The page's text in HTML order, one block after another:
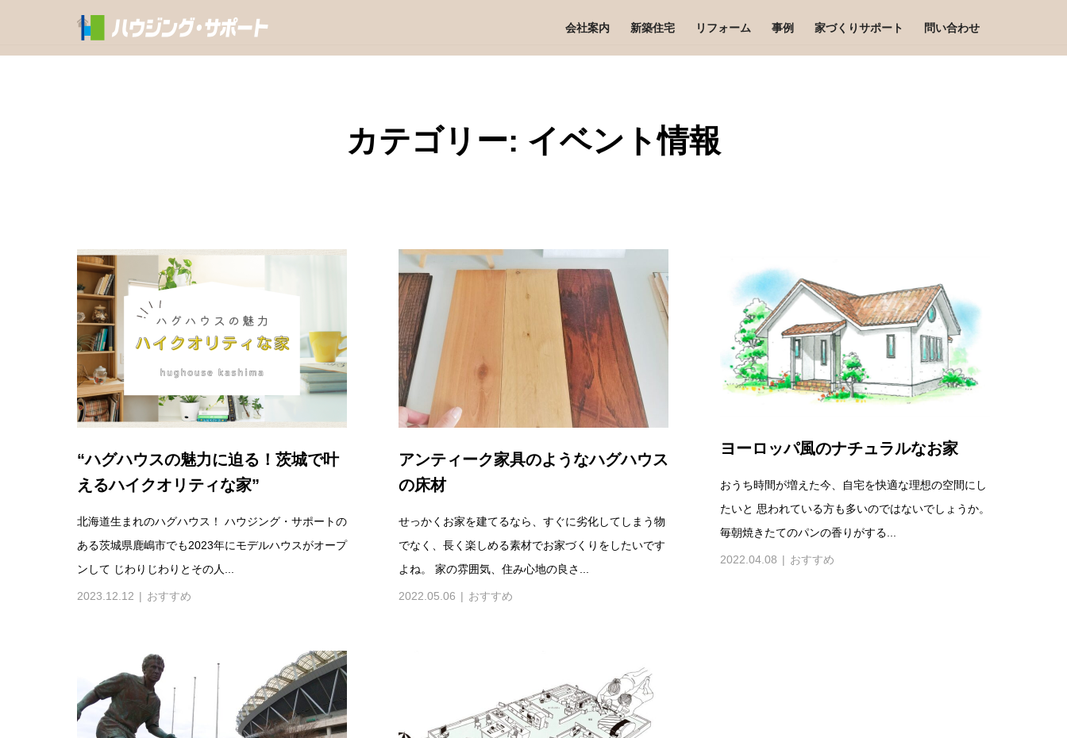
会社案内 新築住宅 リフォーム 事例 家づくりサポート 問い合わせ
カテゴリー: イベント情報
“ハグハウスの魅力に迫る！茨城で叶
えるハイクオリティな家”
北海道生まれのハグハウス！ ハウジング・サポートの
ある茨城県鹿嶋市でも2023年にモデルハウスがオープ
ンして じわりじわりとその人...
2023.12.12 おすすめ
アンティーク家具のようなハグハウス
の床材
せっかくお家を建てるなら、すぐに劣化してしまう物
でなく、長く楽しめる素材でお家づくりをしたいです
よね。 家の雰囲気、住み心地の良さ...
2022.05.06 おすすめ
ヨーロッパ風のナチュラルなお家
おうち時間が増えた今、自宅を快適な理想の空間にし
たいと 思われている方も多いのではないでしょうか。
毎朝焼きたてのパンの香りがする...
2022.04.08 おすすめ